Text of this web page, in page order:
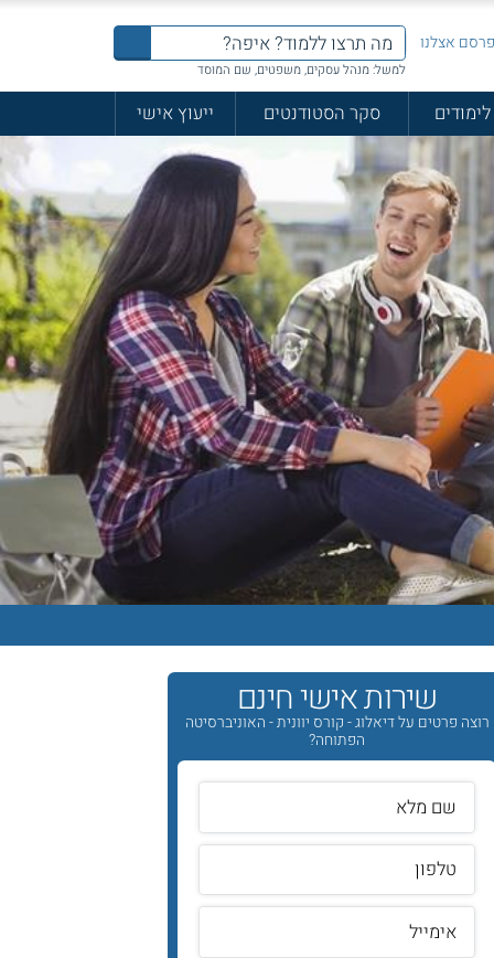
אצלנו
למשל: מנהל עסקים, משפטים, שם המוסד
סקר הסטודנטים ייעוץ אישי
שירות אישי חינם
רוצה פרטים על דיאלוג - קורס יוונית - האוניברסיטה
הפתוחה?